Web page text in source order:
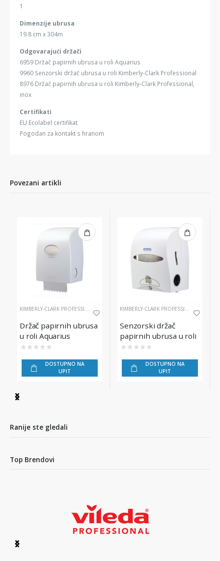
1
Dimenzije ubrusa
19.8 cm x 304m
Odgovarajući držači
6959 Držač papirnih ubrusa u roli Aquarius
9960 Senzorski držač ubrusa u roli Kimberly-Clark Professional
8976 Držač papirnih ubrusa u roli Kimberly-Clark Professional,
inox
Certifikati
EU Ecolabel certifikat
Pogodan za kontakt s hranom
Povezani artikli
KIMBERLY-CLARK PROFESSIONAL
Držač papirnih ubrusa
u roli Aquarius
★ ★ ★ ★ ★
DOSTUPNO NA
UPIT
KIMBERLY-CLARK PROFESSIONAL
Senzorski držač
papirnih ubrusa u roli
Kimberly-Clark
★ ★ ★ ★ ★
DOSTUPNO NA
UPIT
Item
3
Ranije ste gledali
Top Brendovi
Item